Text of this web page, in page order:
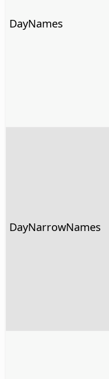
DayNames
DayNarrowNames